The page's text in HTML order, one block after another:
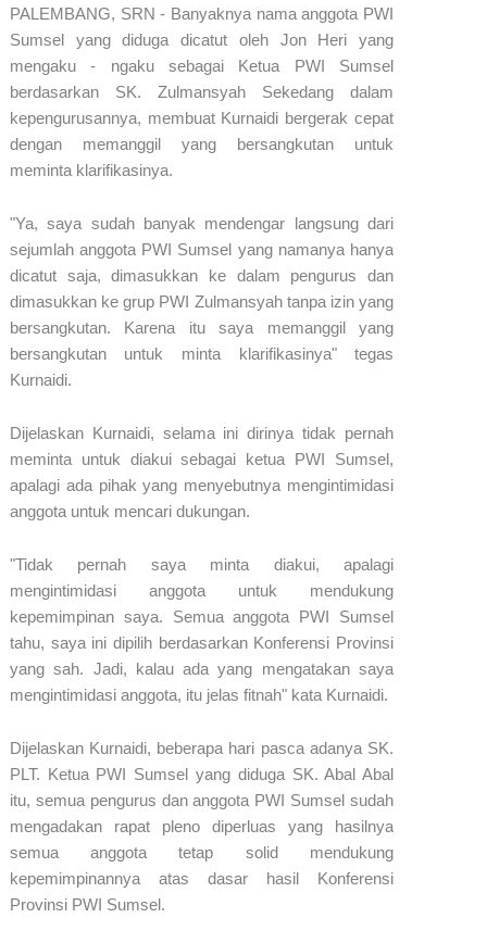
PALEMBANG, SRN - Banyaknya nama anggota PWI
Sumsel yang diduga dicatut oleh Jon Heri yang
mengaku - ngaku sebagai Ketua PWI Sumsel
berdasarkan SK. Zulmansyah Sekedang dalam
kepengurusannya, membuat Kurnaidi bergerak cepat
dengan memanggil yang bersangkutan untuk
meminta klarifikasinya.
"Ya, saya sudah banyak mendengar langsung dari
sejumlah anggota PWI Sumsel yang namanya hanya
dicatut saja, dimasukkan ke dalam pengurus dan
dimasukkan ke grup PWI Zulmansyah tanpa izin yang
bersangkutan. Karena itu saya memanggil yang
bersangkutan untuk minta klarifikasinya" tegas
Kurnaidi.
Dijelaskan Kurnaidi, selama ini dirinya tidak pernah
meminta untuk diakui sebagai ketua PWI Sumsel,
apalagi ada pihak yang menyebutnya mengintimidasi
anggota untuk mencari dukungan.
"Tidak pernah saya minta diakui, apalagi
mengintimidasi anggota untuk mendukung
kepemimpinan saya. Semua anggota PWI Sumsel
tahu, saya ini dipilih berdasarkan Konferensi Provinsi
yang sah. Jadi, kalau ada yang mengatakan saya
mengintimidasi anggota, itu jelas fitnah" kata Kurnaidi.
Dijelaskan Kurnaidi, beberapa hari pasca adanya SK.
PLT. Ketua PWI Sumsel yang diduga SK. Abal Abal
itu, semua pengurus dan anggota PWI Sumsel sudah
mengadakan rapat pleno diperluas yang hasilnya
semua anggota tetap solid mendukung
kepemimpinannya atas dasar hasil Konferensi
Provinsi PWI Sumsel.